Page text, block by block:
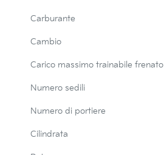
Carburante
Cambio
Carico massimo trainabile frenato
Numero sedili
Numero di portiere
Cilindrata